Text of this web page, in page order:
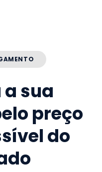
sua
preço
do